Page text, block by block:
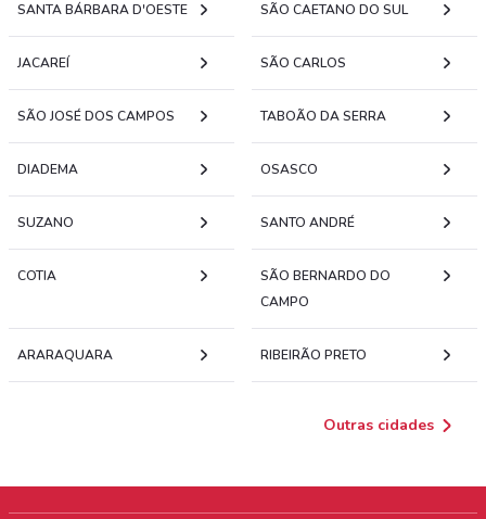
SANTA BÁRBARA D'OESTE SÃO CAETANO DO SUL
JACAREÍ SÃO CARLOS
SÃO JOSÉ DOS CAMPOS TABOÃO DA SERRA
DIADEMA OSASCO
SUZANO SANTO ANDRÉ
COTIA
SÃO BERNARDO DO
CAMPO
ARARAQUARA RIBEIRÃO PRETO
Outras cidades